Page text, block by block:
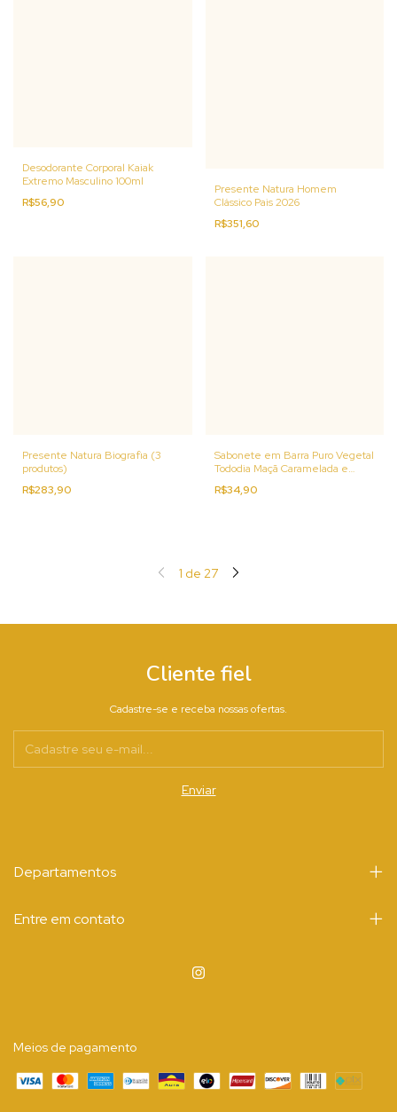
Desodorante Corporal Kaiak
Extremo Masculino 100ml
R$56,90
Presente Natura Homem
Clássico Pais 2026
R$351,60
Presente Natura Biografia (3
produtos)
R$283,90
Sabonete em Barra Puro Vegetal
Tododia Maçã Caramelada e
Baunilha
R$34,90
1 de 27
Cliente fiel
Cadastre-se e receba nossas ofertas.
Departamentos
Entre em contato
Meios de pagamento